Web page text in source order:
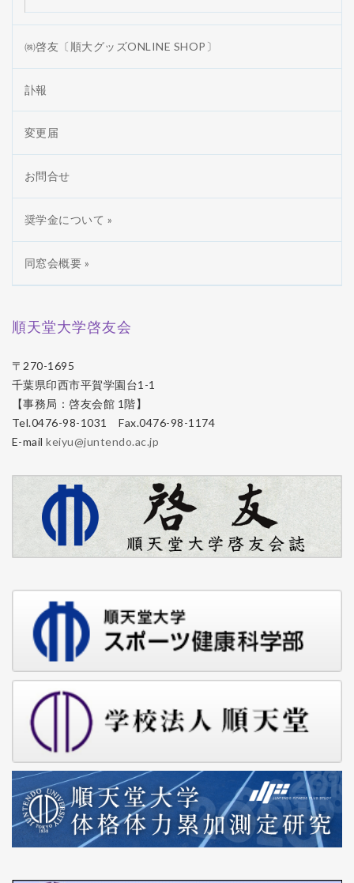
㈱啓友〔順大グッズONLINE SHOP〕
訃報
変更届
お問合せ
奨学金について »
同窓会概要 »
順天堂大学啓友会
〒270-1695
千葉県印西市平賀学園台1-1
【事務局：啓友会館 1階】
Tel.0476-98-1031 Fax.0476-98-1174
E-mailkeiyu@juntendo.ac.jp